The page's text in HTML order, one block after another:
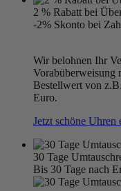
2 % Rabatt bei
-2% Skonto bei
Wir belohnen Ihr
Vorabüberweisung
Bestellwert von
Euro.
Jetzt schöne Uhren
30 Tage
Bis 30 Tage nach